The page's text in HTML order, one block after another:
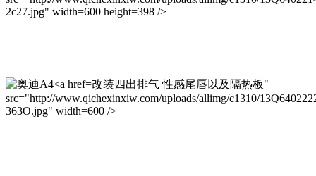
2c27.jpg" width=600 height=398 />
改装四出排气 性感尾唇以及隔热板"
src="http://www.qichexinxiw.com/uploads/allimg/c1310/
363O.jpg" width=600 />